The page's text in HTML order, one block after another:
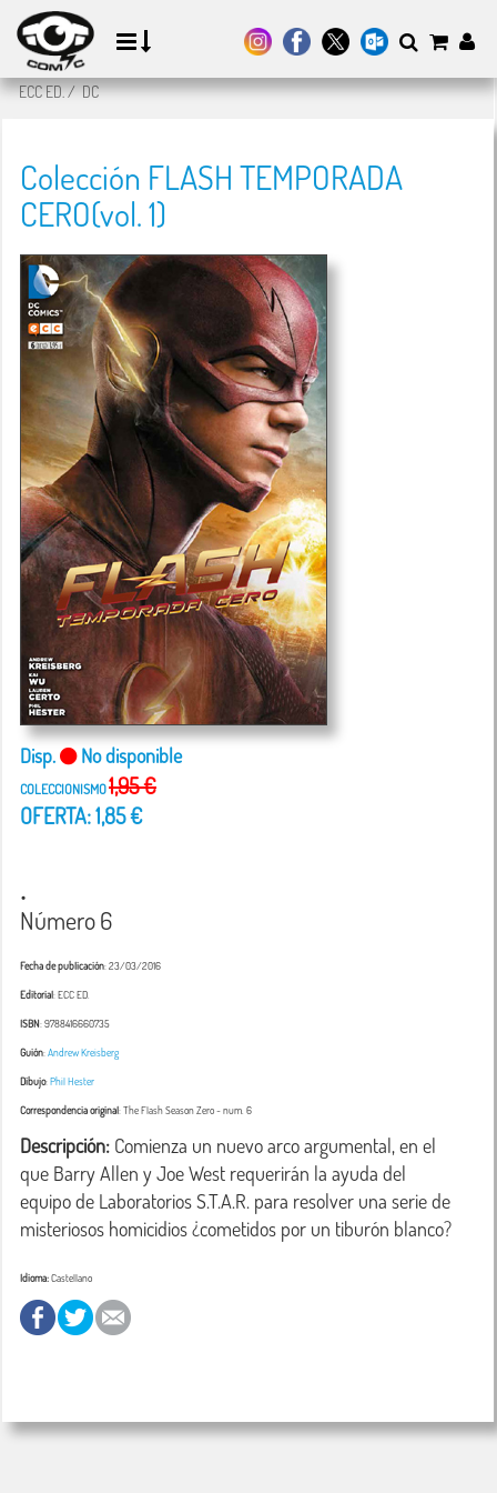
ECC ED./DC
Colección FLASH TEMPORADA
CERO(vol. 1)
Disp. No disponible
COLECCIONISMO1,95 €
OFERTA: 1,85 €
.
Número 6
Fecha de publicación: 23/03/2016
Editorial: ECC ED.
ISBN: 9788416660735
Guión:Andrew Kreisberg
Dibujo:Phil Hester
Correspondencia original:The Flash Season Zero- num. 6
Descripción: Comienza un nuevo arco argumental, en el
que Barry Allen y Joe West requerirán la ayuda del
equipo de Laboratorios S.T.A.R. para resolver una serie de
misteriosos homicidios ¿cometidos por un tiburón blanco?
Idioma:Castellano